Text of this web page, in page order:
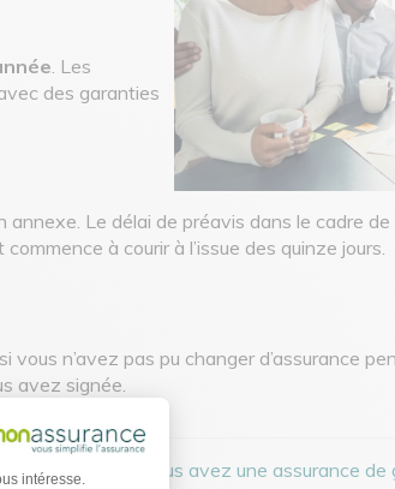
. Les
des garanties
Le délai de préavis dans le cadre
à courir à l’issue des quinze jours.
n’avez pas pu changer d’assurance
avez signée.
de prêt, si vous avez une assurance de
: Personnalisez vos
intéresse.